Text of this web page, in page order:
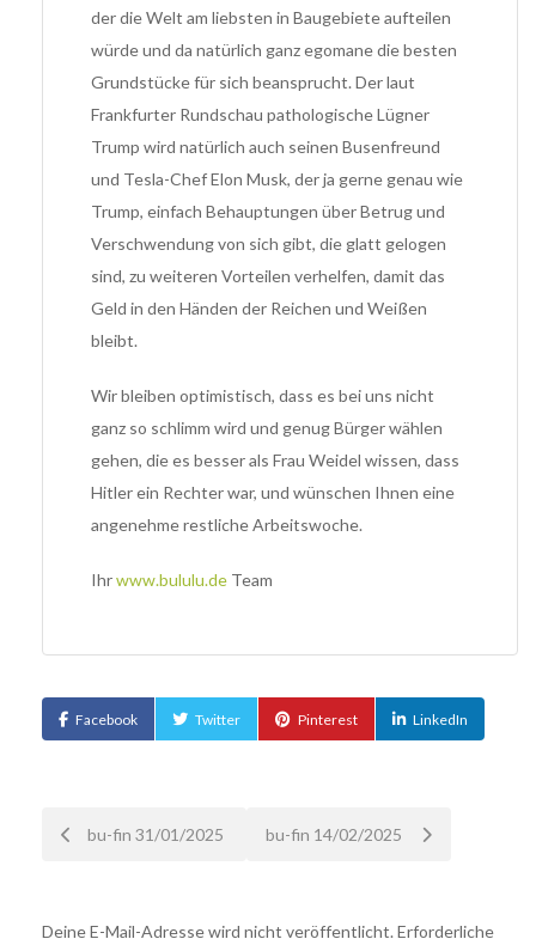
der die Welt am liebsten in Baugebiete aufteilen
würde und da natürlich ganz egomane die besten
Grundstücke für sich beansprucht. Der laut
Frankfurter Rundschau pathologische Lügner
Trump wird natürlich auch seinen Busenfreund
und Tesla-Chef Elon Musk, der ja gerne genau wie
Trump, einfach Behauptungen über Betrug und
Verschwendung von sich gibt, die glatt gelogen
sind, zu weiteren Vorteilen verhelfen, damit das
Geld in den Händen der Reichen und Weißen
bleibt.
Wir bleiben optimistisch, dass es bei uns nicht
ganz so schlimm wird und genug Bürger wählen
gehen, die es besser als Frau Weidel wissen, dass
Hitler ein Rechter war, und wünschen Ihnen eine
angenehme restliche Arbeitswoche.
Ihrwww.bululu.de Team
Facebook Twitter Pinterest LinkedIn
Nachbu-fin 31/01/2025 bu-fin 14/02/2025
Deine E-Mail-Adresse wird nicht veröffentlicht. Erforderliche